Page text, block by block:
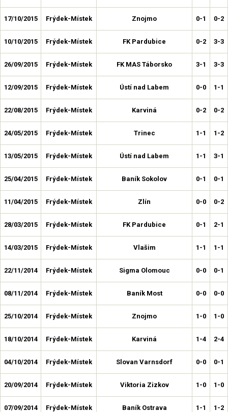
17/10/2015 Frýdek-Místek Znojmo 0-1 0-2
10/10/2015 Frýdek-Místek FK Pardubice 0-2 3-3
26/09/2015 Frýdek-Místek FK MAS Táborsko 3-1 3-3
12/09/2015 Frýdek-Místek Ústí nad Labem 0-0 1-1
22/08/2015 Frýdek-Místek Karviná 0-2 0-2
24/05/2015 Frýdek-Místek Trinec 1-1 1-2
13/05/2015 Frýdek-Místek Ústí nad Labem 1-1 3-1
25/04/2015 Frýdek-Místek Baník Sokolov 0-1 0-1
11/04/2015 Frýdek-Místek Zlín 0-0 0-2
28/03/2015 Frýdek-Místek FK Pardubice 0-1 2-1
14/03/2015 Frýdek-Místek Vlašim 1-1 1-1
22/11/2014 Frýdek-Místek Sigma Olomouc 0-0 0-1
08/11/2014 Frýdek-Místek Baník Most 0-0 0-0
25/10/2014 Frýdek-Místek Znojmo 1-0 1-0
18/10/2014 Frýdek-Místek Karviná 1-4 2-4
04/10/2014 Frýdek-Místek Slovan Varnsdorf 0-0 0-1
20/09/2014 Frýdek-Místek Viktoria Zizkov 1-0 1-0
07/09/2014 Frýdek-Místek Baník Ostrava 1-1 1-2